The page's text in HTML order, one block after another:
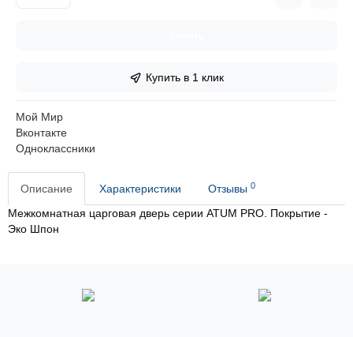
Купить в 1 клик
Мой Мир
Вконтакте
Одноклассники
Описание Характеристики Отзывы 0
Межкомнатная царговая дверь серии ATUM PRO. Покрытие -
Эко Шпон